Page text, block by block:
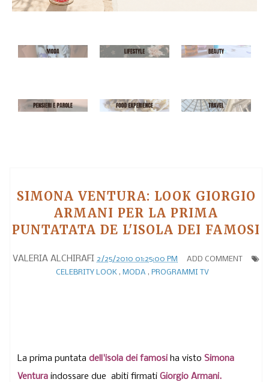
SIMONA VENTURA: LOOK GIORGIO
ARMANI PER LA PRIMA
PUNTATATA DE L'ISOLA DEI FAMOSI
VALERIA ALCHIRAFI 2/25/2010 01:25:00 PM
ADD COMMENT
CELEBRITY LOOK , MODA , PROGRAMMI TV
La prima puntatadell'isola dei famosi ha vistoSimona
Ventura indossare due abiti firmatiGiorgio Armani.